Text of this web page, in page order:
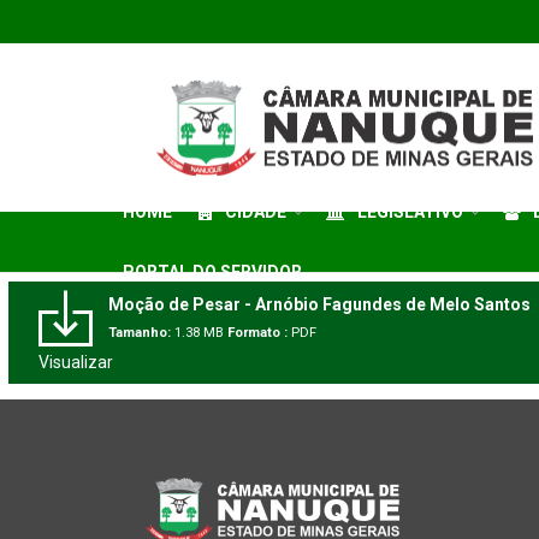
HOME CIDADE LEGISLATIVO
PORTAL DO SERVIDOR
Moção de Pesar - Arnóbio Fagundes de Melo Santos
Tamanho: 1.38 MB Formato : PDF
Visualizar